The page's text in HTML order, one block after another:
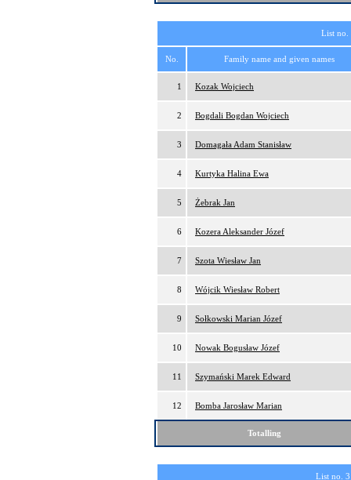
List
No. Family name and given names
1 Kozak Wojciech
2 Bogdali Bogdan Wojciech
3 Domagała Adam Stanisław
4 Kurtyka Halina Ewa
5 Żebrak Jan
6 Kozera Aleksander Józef
7 Szota Wiesław Jan
8 Wójcik Wiesław Robert
9 Sołkowski Marian Józef
10 Nowak Bogusław Józef
11 Szymański Marek Edward
12 Bomba Jarosław Marian
Totalling
List no.